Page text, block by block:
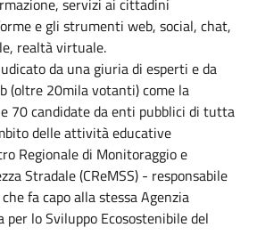
servizi ai cittadini
e gli strumenti web, social, chat,
realtà virtuale.
da una giuria di esperti e da
(oltre 20mila votanti) come la
70 candidate da enti pubblici di tutta
delle attività educative
Regionale di Monitoraggio e
Stradale (CReMSS) - responsabile
fa capo alla stessa Agenzia
per lo Sviluppo Ecosostenibile del